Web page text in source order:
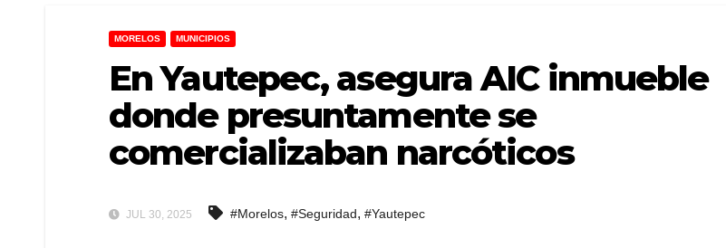
MORELOS MUNICIPIOS
En Yautepec, asegura AIC inmueble
donde presuntamente se
comercializaban narcóticos
JUL 30, 2025 #Morelos, #Seguridad, #Yautepec